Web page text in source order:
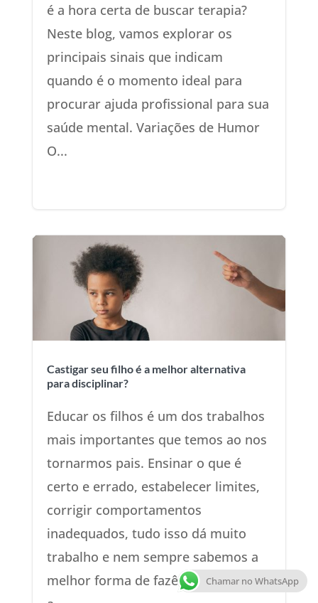
é a hora certa de buscar terapia?
Neste blog, vamos explorar os
principais sinais que indicam
quando é o momento ideal para
procurar ajuda profissional para sua
saúde mental. Variações de Humor
O...
Castigar seu filho é a melhor alternativa
para disciplinar?
Educar os filhos é um dos trabalhos
mais importantes que temos ao nos
tornarmos pais. Ensinar o que é
certo e errado, estabelecer limites,
corrigir comportamentos
inadequados, tudo isso dá muito
trabalho e nem sempre sabemos a
melhor forma de fazê-lo. O castigo é
Chamar no WhatsApp